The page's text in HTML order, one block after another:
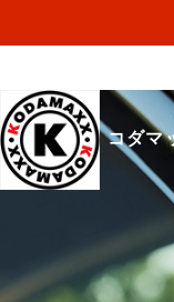
コダマ